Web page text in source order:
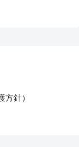
針）